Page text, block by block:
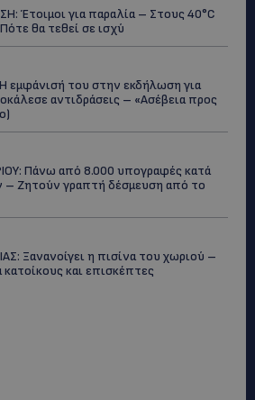
Έτοιμοι για παραλία – Στους 40°C
θα τεθεί σε ισχύ
εμφάνισή του στην εκδήλωση για
αντιδράσεις – «Ασέβεια προς
Πάνω από 8.000 υπογραφές κατά
Ζητούν γραπτή δέσμευση από το
Ξανανοίγει η πισίνα του χωριού –
κατοίκους και επισκέπτες